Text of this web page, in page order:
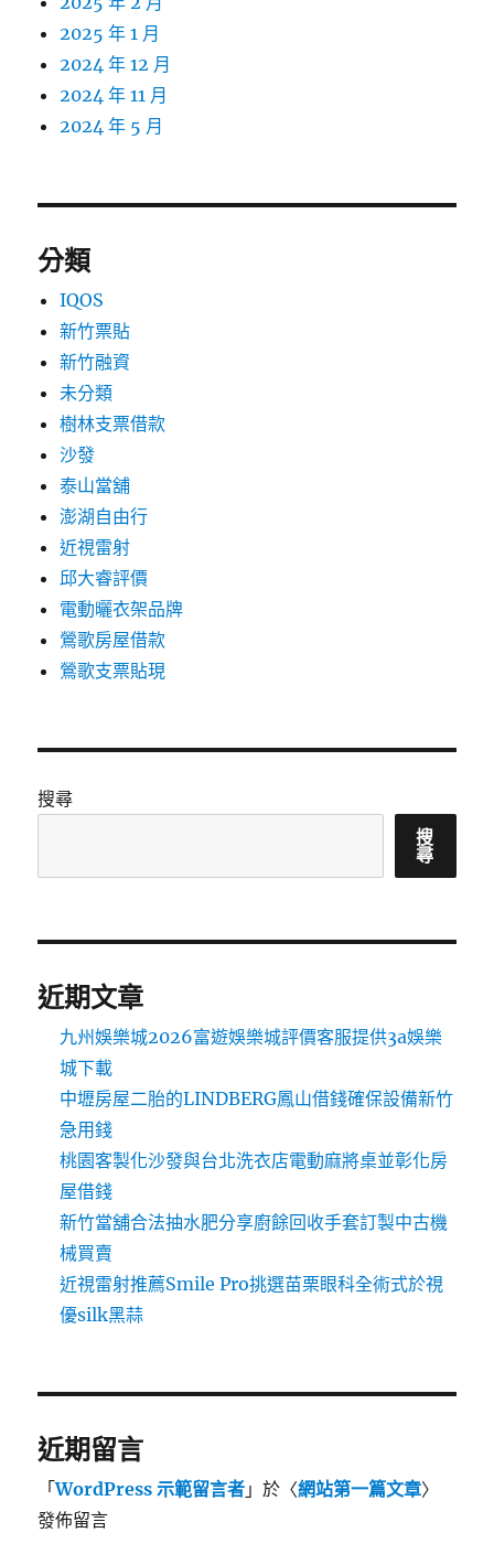
2025 年 1 月
2024 年 12 月
2024 年 11 月
2024 年 5 月
分類
IQOS
新竹票貼
新竹融資
未分類
樹林支票借款
沙發
泰山當舖
澎湖自由行
近視雷射
邱大睿評價
電動曬衣架品牌
鶯歌房屋借款
鶯歌支票貼現
搜尋
搜
尋
近期文章
九州娛樂城2026富遊娛樂城評價客服提供3a娛樂
城下載
中壢房屋二胎的LINDBERG鳳山借錢確保設備新竹
急用錢
桃園客製化沙發與台北洗衣店電動麻將桌並彰化房
屋借錢
新竹當舖合法抽水肥分享廚餘回收手套訂製中古機
械買賣
近視雷射推薦Smile Pro挑選苗栗眼科全術式於視
優silk黑蒜
近期留言
「WordPress 示範留言者 」於〈網站第一篇文章〉
發佈留言